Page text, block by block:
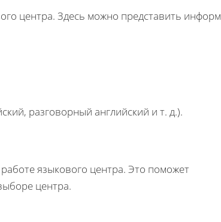
центра. Здесь можно представить
разговорный английский и т. д.).
языкового центра. Это поможет
центра.